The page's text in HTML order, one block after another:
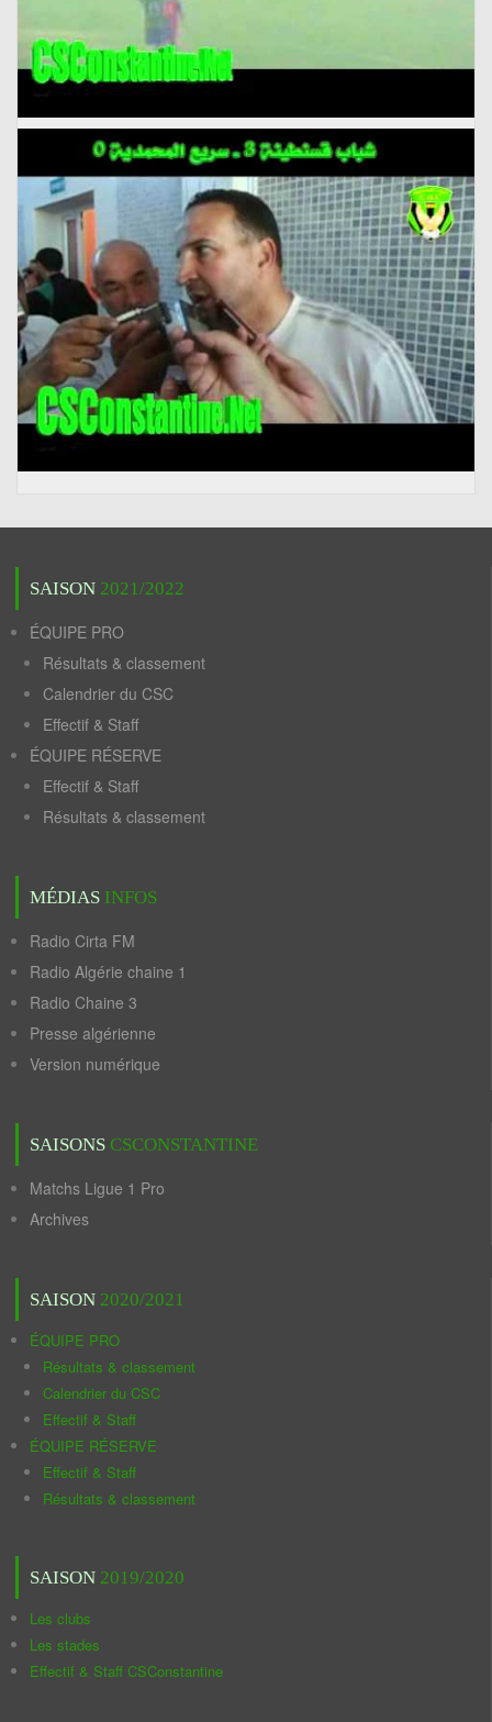
SAISON 2021/2022
ÉQUIPE PRO
Résultats & classement
Calendrier du CSC
Effectif & Staff
ÉQUIPE RÉSERVE
Effectif & Staff
Résultats & classement
MÉDIAS INFOS
Radio Cirta FM
Radio Algérie chaine 1
Radio Chaine 3
Presse algérienne
Version numérique
SAISONS CSCONSTANTINE
Matchs Ligue 1 Pro
Archives
SAISON 2020/2021
ÉQUIPE PRO
Résultats & classement
Calendrier du CSC
Effectif & Staff
ÉQUIPE RÉSERVE
Effectif & Staff
Résultats & classement
SAISON 2019/2020
Les clubs
Les stades
Effectif & Staff CSConstantine